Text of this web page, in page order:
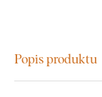
Popis produktu